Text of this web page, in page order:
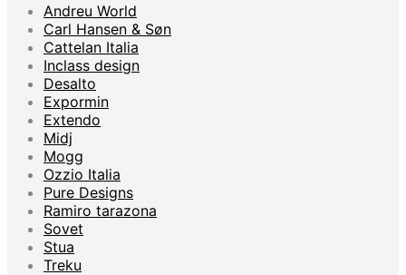
Andreu World
Carl Hansen & Søn
Cattelan Italia
Inclass design
Desalto
Expormin
Extendo
Midj
Mogg
Ozzio Italia
Pure Designs
Ramiro tarazona
Sovet
Stua
Treku